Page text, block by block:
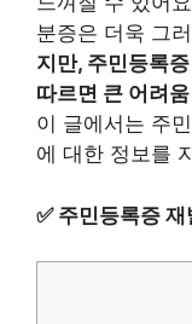
분증은 더욱 그
지만, 주민등록
따르면 큰 어려
이 글에서는 주
에 대한 정보를
✅ 주민등록증